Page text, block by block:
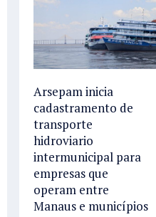
Arsepam inicia
cadastramento de
transporte
hidroviario
intermunicipal para
empresas que
operam entre
Manaus e municípios